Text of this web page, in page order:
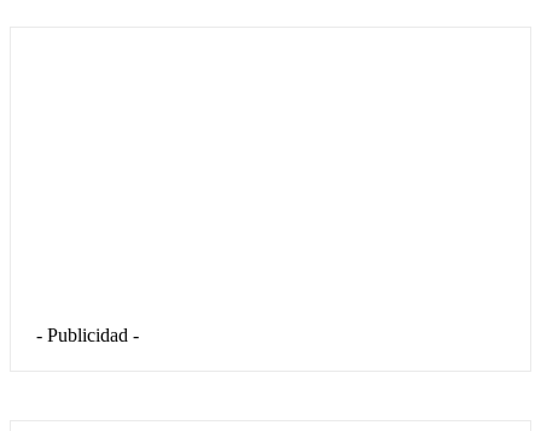
- Publicidad -